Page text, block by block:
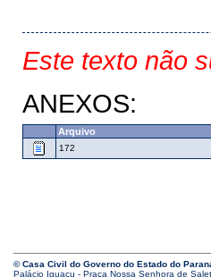
Este texto não
ANEXOS:
Arquivo
172
© Casa Civil do Governo do Estado do
Palácio Iguaçu - Praça Nossa Senhora de